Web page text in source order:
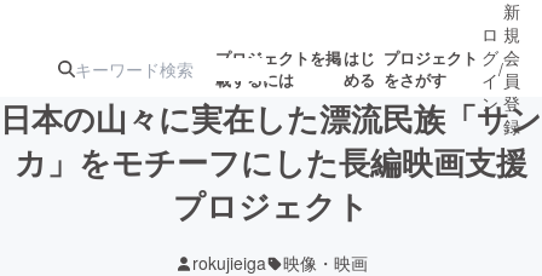
プロジェクトを掲
載するには
はじ
める
プロジェクト
をさがす
注目の新着プロ募集終了が近いプ
ロ
グ
イ
ン
/
新
規
会
員
登
録
日本の山々に実在した漂流民族「サン
カ」をモチーフにした長編映画支援
プロジェクト
rokujieiga 映像・映画